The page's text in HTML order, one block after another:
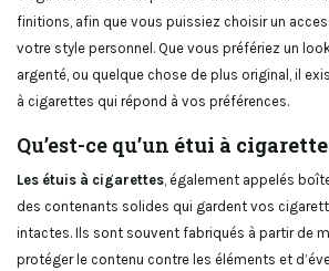
finitions, afin que vous puissiez choisir un
votre style personnel. Que vous préfériez un
argenté, ou quelque chose de plus original, il
à cigarettes qui répond à vos préférences.
Qu’est-ce qu’un étui à
Les étuis à cigarettes , également appelés
des contenants solides qui gardent vos
intactes. Ils sont souvent fabriqués à partir de
protéger le contenu contre les éléments et